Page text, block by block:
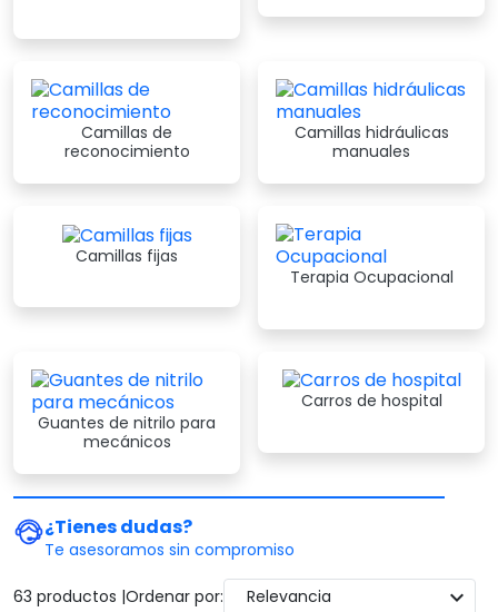
Camillas de
reconocimiento
Camillas hidráulicas
manuales
Camillas fijas
Terapia Ocupacional
Guantes de nitrilo para
mecánicos
Carros de hospital
¿Tienes dudas?
Te asesoramos sin compromiso
63 productos |Ordenar por: Relevancia expand_more